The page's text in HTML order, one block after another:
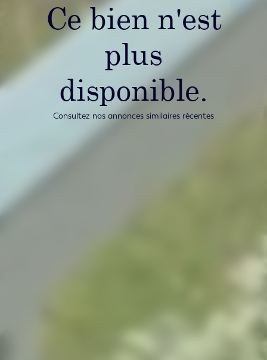
Ce bien n'est
plus
disponible.
Consultez nos annonces similaires récentes